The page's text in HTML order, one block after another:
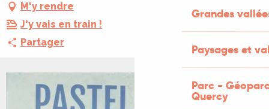
Grandes
Paysages et
Parc -
Quercy
M'y rendre
J'y vais en train !
Partager
+1 PHOTO